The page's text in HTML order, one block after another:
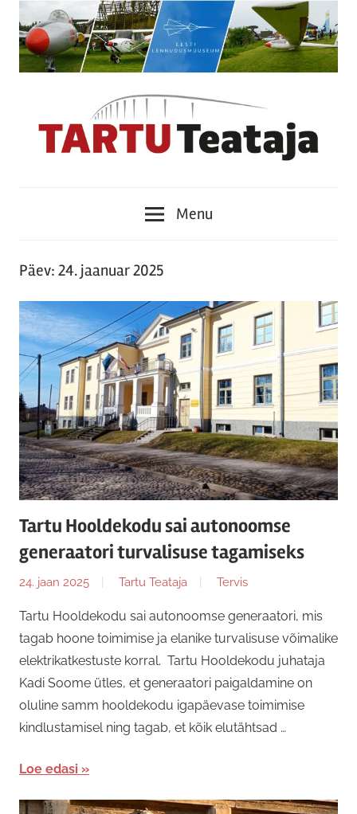
content
Menu
Päev: 24. jaanuar 2025
Tartu Hooldekodu sai autonoomse
generaatori turvalisuse tagamiseks
24. jaan 2025 Tartu Teataja Tervis
Tartu Hooldekodu sai autonoomse generaatori, mis
tagab hoone toimimise ja elanike turvalisuse võimalike
elektrikatkestuste korral. Tartu Hooldekodu juhataja
Kadi Soome ütles, et generaatori paigaldamine on
oluline samm hooldekodu igapäevase toimimise
kindlustamisel ning tagab, et kõik elutähtsad …
Loe edasi